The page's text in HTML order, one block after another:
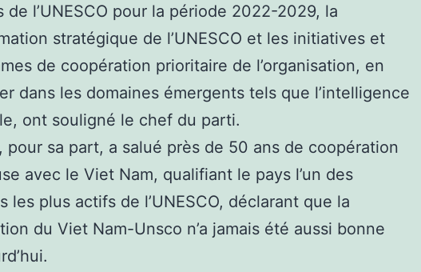
de l’UNESCO pour la période 2022-2029, la
stratégique de l’UNESCO et les initiatives et
de coopération prioritaire de l’organisation, en
dans les domaines émergents tels que l’intelligence
ont souligné le chef du parti.
pour sa part, a salué près de 50 ans de coopération
avec le Viet Nam, qualifiant le pays l’un des
les plus actifs de l’UNESCO, déclarant que la
du Viet Nam-Unsco n’a jamais été aussi bonne